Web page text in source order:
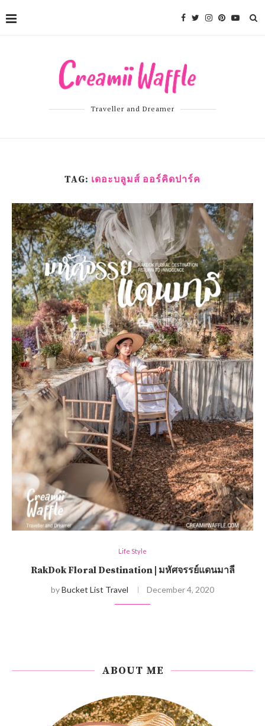
Traveller and Dreamer
TAG: เดอะบลูมส์ ออร์คิดปาร์ค
Life Style
RakDok Floral Destination | มหัศจรรย์แดนมาลี
byBucket List Travel December 4, 2020
ABOUT ME